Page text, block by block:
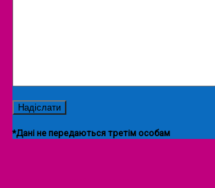
*Дані не передаються третім особам